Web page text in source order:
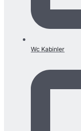
Wc Kabinler